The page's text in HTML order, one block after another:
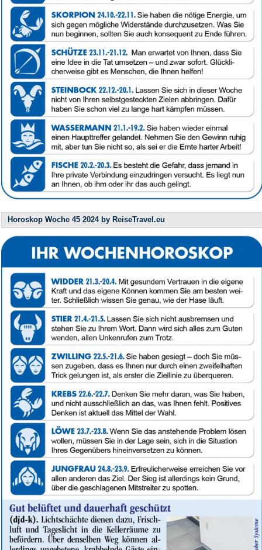
Horoskop Woche 45 2024 by ReiseTravel.eu